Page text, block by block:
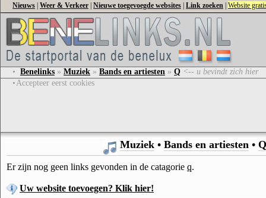
Nieuws Weer & Verkeer Nieuwe toegevoegde websites Link zoeken Website
• Benelinks » Muziek » Bands en artiesten » Q <-- u bevindt zich hier
•Accepteer eerst cookies
Muziek • Bands en artiesten • Q
Er zijn nog geen links gevonden in de catagorie q.
Uw website toevoegen? Klik hier!